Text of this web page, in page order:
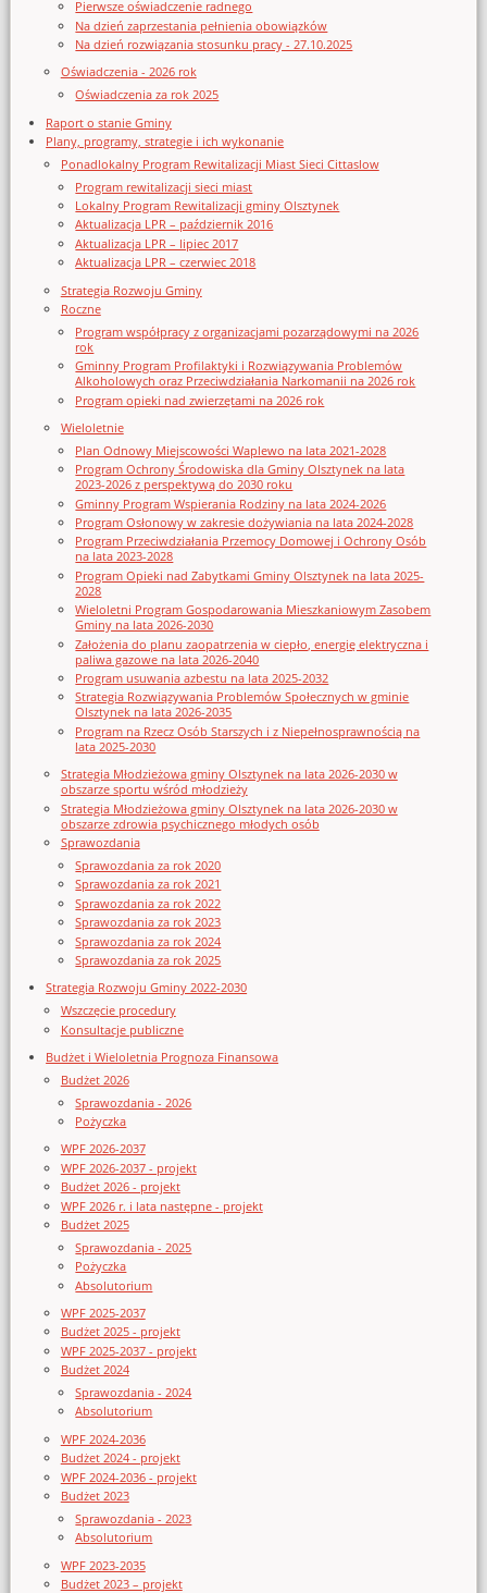
Pierwsze oświadczenie radnego
Na dzień zaprzestania pełnienia obowiązków
Na dzień rozwiązania stosunku pracy - 27.10.2025
Oświadczenia - 2026 rok
Oświadczenia za rok 2025
Raport o stanie Gminy
Plany, programy, strategie i ich wykonanie
Ponadlokalny Program Rewitalizacji Miast Sieci Cittaslow
Program rewitalizacji sieci miast
Lokalny Program Rewitalizacji gminy Olsztynek
Aktualizacja LPR – październik 2016
Aktualizacja LPR – lipiec 2017
Aktualizacja LPR – czerwiec 2018
Strategia Rozwoju Gminy
Roczne
Program współpracy z organizacjami pozarządowymi na 2026
rok
Gminny Program Profilaktyki i Rozwiązywania Problemów
Alkoholowych oraz Przeciwdziałania Narkomanii na 2026 rok
Program opieki nad zwierzętami na 2026 rok
Wieloletnie
Plan Odnowy Miejscowości Waplewo na lata 2021-2028
Program Ochrony Środowiska dla Gminy Olsztynek na lata
2023-2026 z perspektywą do 2030 roku
Gminny Program Wspierania Rodziny na lata 2024-2026
Program Osłonowy w zakresie dożywiania na lata 2024-2028
Program Przeciwdziałania Przemocy Domowej i Ochrony Osób
na lata 2023-2028
Program Opieki nad Zabytkami Gminy Olsztynek na lata 2025-
2028
Wieloletni Program Gospodarowania Mieszkaniowym Zasobem
Gminy na lata 2026-2030
Założenia do planu zaopatrzenia w ciepło, energię elektryczna i
paliwa gazowe na lata 2026-2040
Program usuwania azbestu na lata 2025-2032
Strategia Rozwiązywania Problemów Społecznych w gminie
Olsztynek na lata 2026-2035
Program na Rzecz Osób Starszych i z Niepełnosprawnością na
lata 2025-2030
Strategia Młodzieżowa gminy Olsztynek na lata 2026-2030 w
obszarze sportu wśród młodzieży
Strategia Młodzieżowa gminy Olsztynek na lata 2026-2030 w
obszarze zdrowia psychicznego młodych osób
Sprawozdania
Sprawozdania za rok 2020
Sprawozdania za rok 2021
Sprawozdania za rok 2022
Sprawozdania za rok 2023
Sprawozdania za rok 2024
Sprawozdania za rok 2025
Strategia Rozwoju Gminy 2022-2030
Wszczęcie procedury
Konsultacje publiczne
Budżet i Wieloletnia Prognoza Finansowa
Budżet 2026
Sprawozdania - 2026
Pożyczka
WPF 2026-2037
WPF 2026-2037 - projekt
Budżet 2026 - projekt
WPF 2026 r. i lata następne - projekt
Budżet 2025
Sprawozdania - 2025
Pożyczka
Absolutorium
WPF 2025-2037
Budżet 2025 - projekt
WPF 2025-2037 - projekt
Budżet 2024
Sprawozdania - 2024
Absolutorium
WPF 2024-2036
Budżet 2024 - projekt
WPF 2024-2036 - projekt
Budżet 2023
Sprawozdania - 2023
Absolutorium
WPF 2023-2035
Budżet 2023 – projekt